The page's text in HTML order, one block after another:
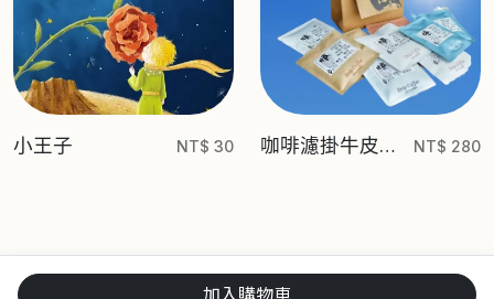
小王子 NT$ 30
咖啡濾掛牛皮紙
NT$ 280
加入購物車